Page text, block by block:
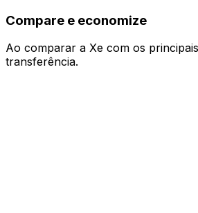
Compare e economize
Ao comparar a Xe com os
transferência.